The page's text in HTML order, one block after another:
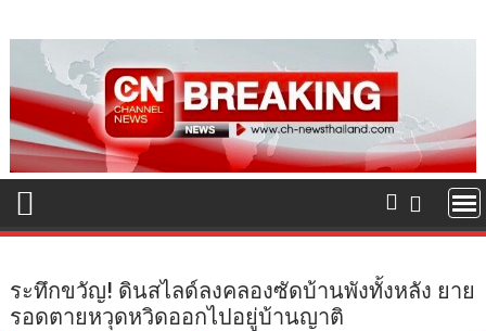
to
content
ระทึกขวัญ! ดินสไลด์ลงคลองซัดบ้านพังทั้งหลัง ยาย
รอดตายหวุดหวิดออกไปอยู่บ้านญาติ